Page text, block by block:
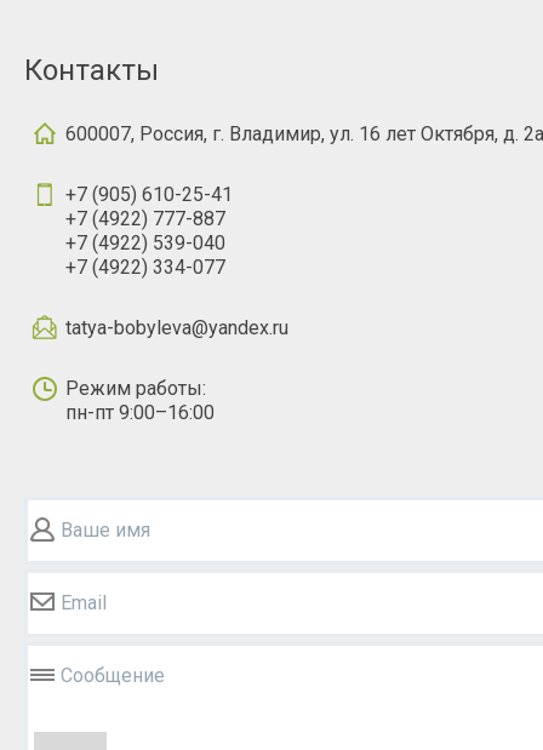
Контакты
600007, Россия, г. Владимир, ул. 16 лет Октября, д. 2а
+7 (905) 610-25-41
+7 (4922) 777-887
+7 (4922) 539-040
+7 (4922) 334-077
tatya-bobyleva@yandex.ru
Режим работы:
пн-пт 9:00–16:00
Ваше имя
Email
Сообщение